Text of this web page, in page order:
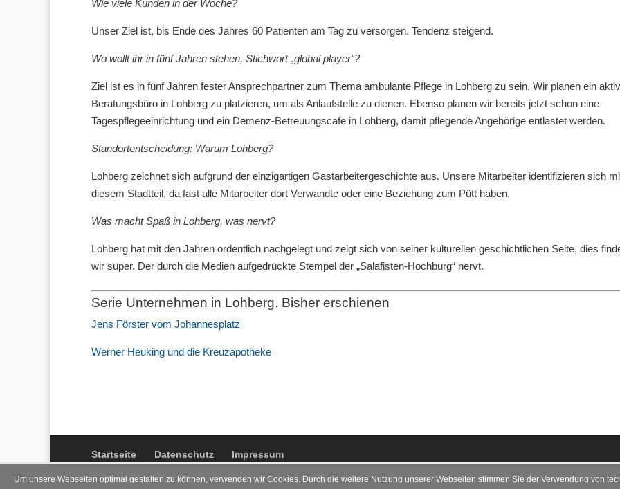
Wie viele Kunden in der Woche?
Unser Ziel ist, bis Ende des Jahres 60 Patienten am Tag zu versorgen. Tendenz steigend.
Wo wollt ihr in fünf Jahren stehen, Stichwort „global player“?
Ziel ist es in fünf Jahren fester Ansprechpartner zum Thema ambulante Pflege in Lohberg zu sein. Wir planen ein
Beratungsbüro in Lohberg zu platzieren, um als Anlaufstelle zu dienen. Ebenso planen wir bereits jetzt schon eine
Tagespflegeeinrichtung und ein Demenz-Betreuungscafe in Lohberg, damit pflegende Angehörige entlastet werden.
Standortentscheidung: Warum Lohberg?
Lohberg zeichnet sich aufgrund der einzigartigen Gastarbeitergeschichte aus. Unsere Mitarbeiter identifizieren sich
diesem Stadtteil, da fast alle Mitarbeiter dort Verwandte oder eine Beziehung zum Pütt haben.
Was macht Spaß in Lohberg, was nervt?
Lohberg hat mit den Jahren ordentlich nachgelegt und zeigt sich von seiner kulturellen geschichtlichen Seite, dies
wir super. Der durch die Medien aufgedrückte Stempel der „Salafisten-Hochburg“ nervt.
Serie Unternehmen in Lohberg. Bisher erschienen
Jens Förster vom Johannesplatz
Werner Heuking und die Kreuzapotheke
Startseite Datenschutz Impressum
Um unsere Webseiten optimal gestalten zu können, verwenden wir Cookies. Durch die weitere Nutzung unserer Webseiten stimmen Sie der Verwendung von